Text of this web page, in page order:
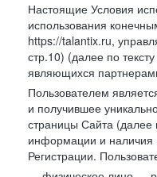
Настоящие Условия
использования
https://talantix.ru,
стр.10) (далее по
являющихся
Пользователем
и получившее
страницы Сайта (далее
информации и наличия
Регистрации.